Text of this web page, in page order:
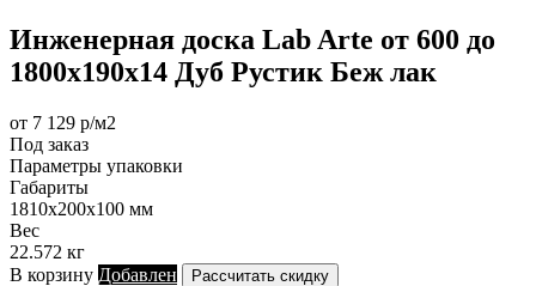
Инженерная доска Lab Arte от 600 до
1800х190х14 Дуб Рустик Беж лак
от 7 129 р/м2
Под заказ
Параметры упаковки
Габариты
1810х200х100 мм
Вес
22.572 кг
В корзину Добавлен Рассчитать скидку